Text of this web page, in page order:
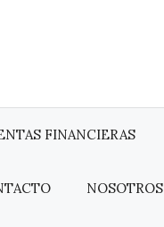
FINANCIERAS
NOSOTROS